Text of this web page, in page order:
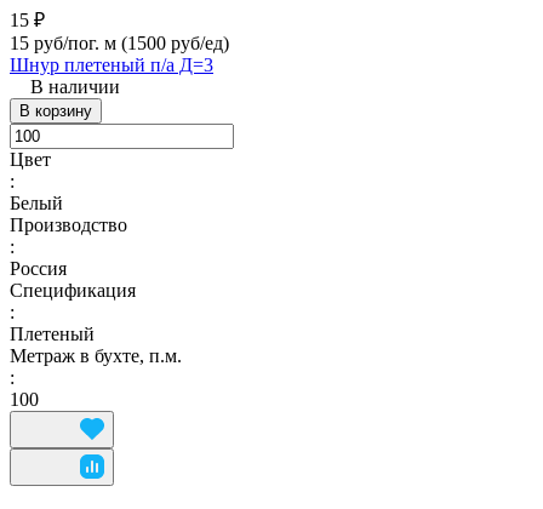
15 ₽
15 руб/пог. м (1500 руб/eд)
Шнур плетеный п/а Д=3
В наличии
В корзину
Цвет
:
Белый
Производство
:
Россия
Спецификация
:
Плетеный
Метраж в бухте, п.м.
:
100